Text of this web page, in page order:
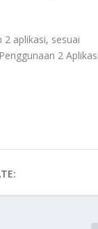
aplikasi, sesuai
2